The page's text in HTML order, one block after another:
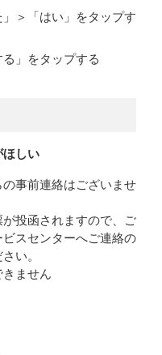
」＞「はい」をタップす
る」をタップする
ほしい
事前連絡はございませ
投函されますので、ご
スセンターへご連絡の
い。
ません